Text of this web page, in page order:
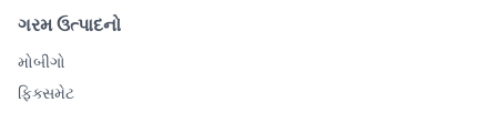
ગરમ ઉત્પાદનો
મોબીગો
ફિક્સમેટ